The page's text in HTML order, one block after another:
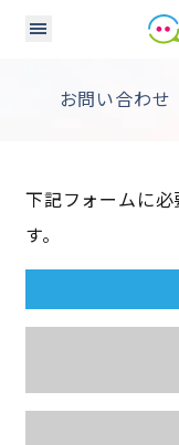
お問い合わせ
下記フォームに
す。